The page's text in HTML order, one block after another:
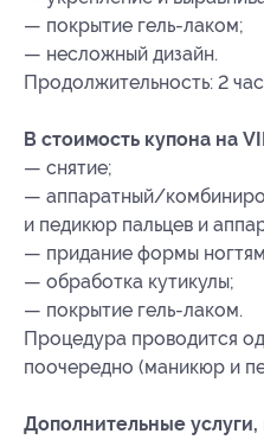
— покрытие гель-лаком;
— несложный дизайн.
Продолжительность: 2
В стоимость купона на
— снятие;
— аппаратный/
и педикюр пальцев и
— придание формы
— обработка кутикулы;
— покрытие гель-лаком.
Процедура проводится
поочередно (маникюр и
Дополнительные